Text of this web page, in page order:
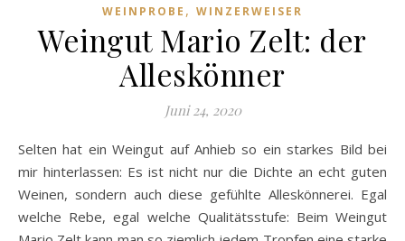
WEINPROBE , WINZERWEISER
Weingut Mario Zelt: der
Alleskönner
Juni 24, 2020
Selten hat ein Weingut auf Anhieb so ein starkes Bild bei
mir hinterlassen: Es ist nicht nur die Dichte an echt guten
Weinen, sondern auch diese gefühlte Alleskönnerei. Egal
welche Rebe, egal welche Qualitätsstufe: Beim Weingut